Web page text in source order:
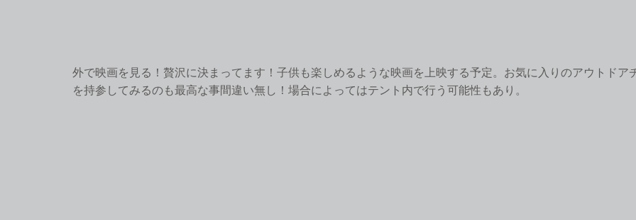
外で映画を見る！贅沢に決まってます！子供も楽しめるような映画を上映する予定。お気に入りのアウトドア
を持参してみるのも最高な事間違い無し！場合によってはテント内で行う可能性もあり。